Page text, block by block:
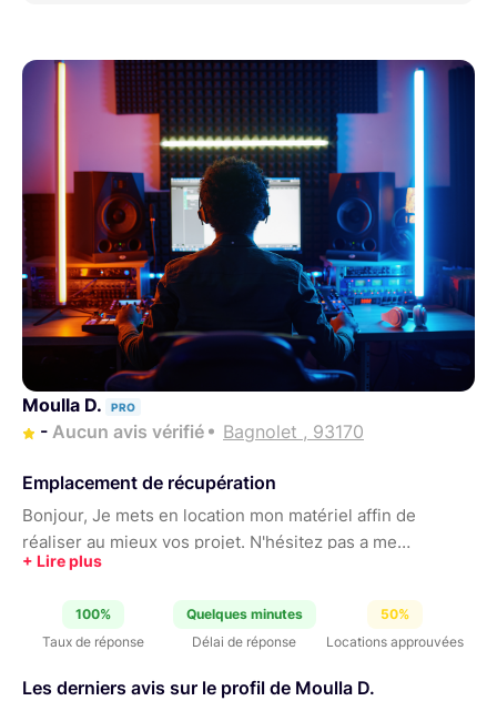
Moulla D. PRO
- Aucun avis vérifié Bagnolet , 93170
Emplacement de récupération
Bonjour, Je mets en location mon matériel affin de
réaliser au mieux vos projet. N'hésitez pas a me
contacter pour toutes questions.
100%
Taux de réponse
Quelques minutes
Délai de réponse
50%
Locations approuvées
Les derniers avis sur le profil de Moulla D.